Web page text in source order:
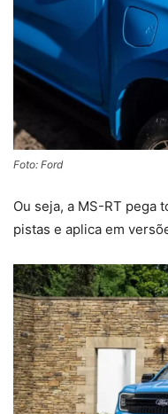
Foto: Ford
Ou seja, a MS-RT pega
pistas e aplica em